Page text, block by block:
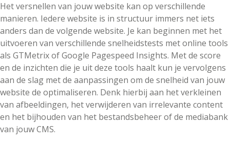
Het versnellen van jouw website kan op verschillende
manieren. Iedere website is in structuur immers net iets
anders dan de volgende website. Je kan beginnen met het
uitvoeren van verschillende snelheidstests met online tools
als GTMetrix of Google Pagespeed Insights. Met de score
en de inzichten die je uit deze tools haalt kun je vervolgens
aan de slag met de aanpassingen om de snelheid van jouw
website de optimaliseren. Denk hierbij aan het verkleinen
van afbeeldingen, het verwijderen van irrelevante content
en het bijhouden van het bestandsbeheer of de mediabank
van jouw CMS.